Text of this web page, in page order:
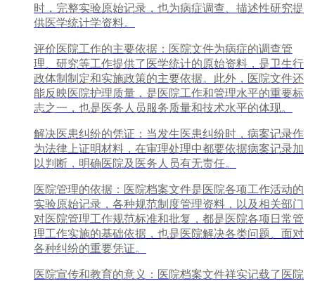
时，完整实验原始记录，也为病症调查、描述性研究提
供医学统计学资料。
评价医院工作的主要依据：医院文件为病症的调查管
理、研究等工作提供了医学统计的原始资料，是卫生行
政体制制定和实施政策的主要依据。此外，医院文件还
能反映医院护理质量，是医院工作和管理水平的重要标
志之一，也是医务人员服务质量和技术水平的体现。
解决医患纠纷的凭证：当发生医患纠纷时，病案记录作
为法律上证明材料，在审理处理中都要依据病案记录加
以判断，明确医院及医务人员有无责任。
医院管理的依据：医院档案文件是医院各项工作活动的
实验原始记录，各种规范制度管理资料，以及相关部门
对医院管理工作规范标准和批复，都是医院各项日常管
理工作实施的基础依据，也是医院解决各类问题、面对
各种纠纷的重要凭证。
医院宣传和教育的意义：医院档案文件祥实记载了医院